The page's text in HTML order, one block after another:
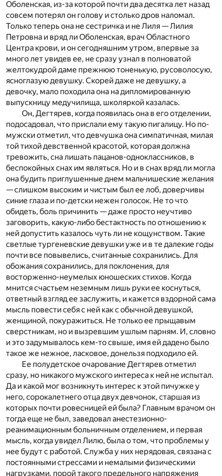
Оболенская, из-за которой почти два десятка лет назад
совсем потерял он голову и столько дров наломал.
Только теперь она не сестричка и не Лиля — Лилия
Петровна и вряд ли Оболенская, врач Областного
Центра крови, и он сегодняшним утром, впервые за
много лет увидев ее, не сразу узнал в полноватой
желтокудрой даме прежнюю тоненькую, русоволосую,
ясноглазую девушку. Скорей даже не девушку, а
девочку, мало походила она на дипломированную
выпускницу медучилища, школяркой казалась.
Он, Дегтярев, когда появилась она в его отделении,
подосадовал, что прислали ему такую пигалицу. Но по-
мужски отметил, что девчушка она симпатичная, милая
той тихой девственной красотой, которая должна
тревожить, сна лишать пацанов-одноклассников, в
беспокойных снах им являться. Но и в снах вряд ли могла
она будить приглушенные днем мальчишеские желания
— слишком высоким и чистым был ее лоб, доверчивы
синие глаза и по-детски нежен голосок. Не то что
обидеть, боль причинить — даже просто неучтиво
заговорить, какую-либо бестактность по отношению к
ней допустить казалось чуть ли не кощунством. Такие
светлые тургеневские девушки уже и в те далекие годы
почти все повывелись, считанные сохранились. Для
обожания сохранились, для поклонения, для
восторженно-неумелых юношеских стихов. Когда
мнится счастьем неземным лишь руки ее коснуться,
ответный взгляд ее заслужить, и кажется вздорной сама
мысль повести себя с ней как с обычной девушкой,
женщиной, покуражиться. Не только ее прыщавым
сверстникам, но и вызревшим ушлым парням. И, словно
и это задумывалось кем-то свыше, имя ей дадено было
такое же нежное, ласковое, донельзя подходило ей.
Ее полудетское очарование Дегтярев отметил
сразу, но никакого мужского интереса к ней не испытал.
Да и какой мог возникнуть интерес к этой пичужке у
него, сорокалетнего отца двух девчонок, старшая из
которых почти ровесницей ей была? Главным врачом он
тогда еще не был, заведовал анестезионно-
реанимационным больничным отделением, и первая
мысль, когда увидел Лилю, была о том, что проблемы у
нее будут с работой. Служба у них нерядовая, связана с
постоянными стрессами и немалыми физическими
нагрузками, порой такого предельного напряжения